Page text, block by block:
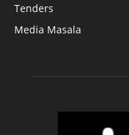
Tenders
Media Masala